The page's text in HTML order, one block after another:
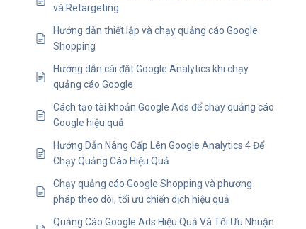
và Retargeting
Hướng dẫn thiết lập và chạy quảng cáo Google
Shopping
Hướng dẫn cài đặt Google Analytics khi chạy
quảng cáo Google
Cách tạo tài khoản Google Ads để chạy quảng cáo
Google hiệu quả
Hướng Dẫn Nâng Cấp Lên Google Analytics 4 Để
Chạy Quảng Cáo Hiệu Quả
Chạy quảng cáo Google Shopping và phương
pháp theo dõi, tối ưu chiến dịch hiệu quả
Quảng Cáo Google Ads Hiệu Quả Và Tối Ưu Nhuận